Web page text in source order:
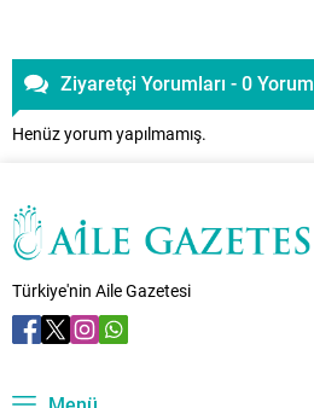
Ziyaretçi Yorumları - 0 Yorum
Henüz yorum yapılmamış.
Türkiye'nin Aile Gazetesi